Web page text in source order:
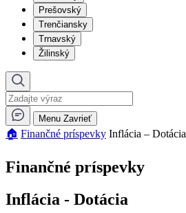
Prešovský
Trenčiansky
Trnavský
Žilinský
Menu Zavrieť
🏠︎ Finančné príspevky Inflácia – Dotácia
Finančné príspevky
Inflácia - Dotácia